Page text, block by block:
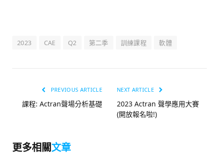
2023 CAE Q2 第二季 訓練課程 軟體
PREVIOUS ARTICLE
課程: Actran聲場分析基礎
NEXT ARTICLE
2023 Actran 聲學應用大賽
(開放報名啦!)
更多相關文章